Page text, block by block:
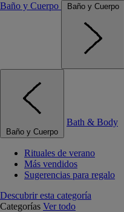
Baño y Cuerpo
Baño y Cuerpo
Baño y Cuerpo
Bath & Body
Rituales de verano
Más vendidos
Sugerencias para regalo
Descubrir esta categoría
Categorías Ver todo